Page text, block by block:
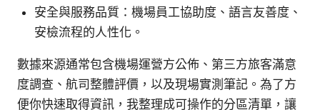
安全與服務品質：機場員工協助度、語言友善度、
安檢流程的人性化。
數據來源通常包含機場運營方公佈、第三方旅客滿意
度調查、航司整體評價，以及現場實測筆記。為了方
便你快速取得資訊，我整理成可操作的分區清單，讓